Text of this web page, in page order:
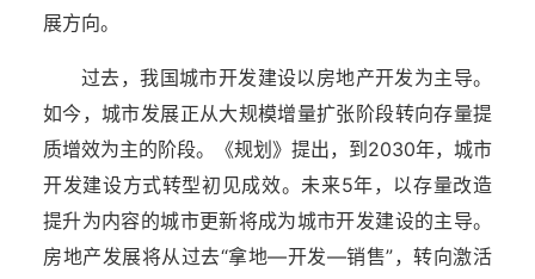
展方向。
过去，我国城市开发建设以房地产开发为主导。
如今，城市发展正从大规模增量扩张阶段转向存量提
质增效为主的阶段。《规划》提出，到2030年，城市
开发建设方式转型初见成效。未来5年，以存量改造
提升为内容的城市更新将成为城市开发建设的主导。
房地产发展将从过去“拿地—开发—销售”，转向激活